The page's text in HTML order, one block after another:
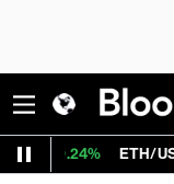
ETH/USD 1,924.878